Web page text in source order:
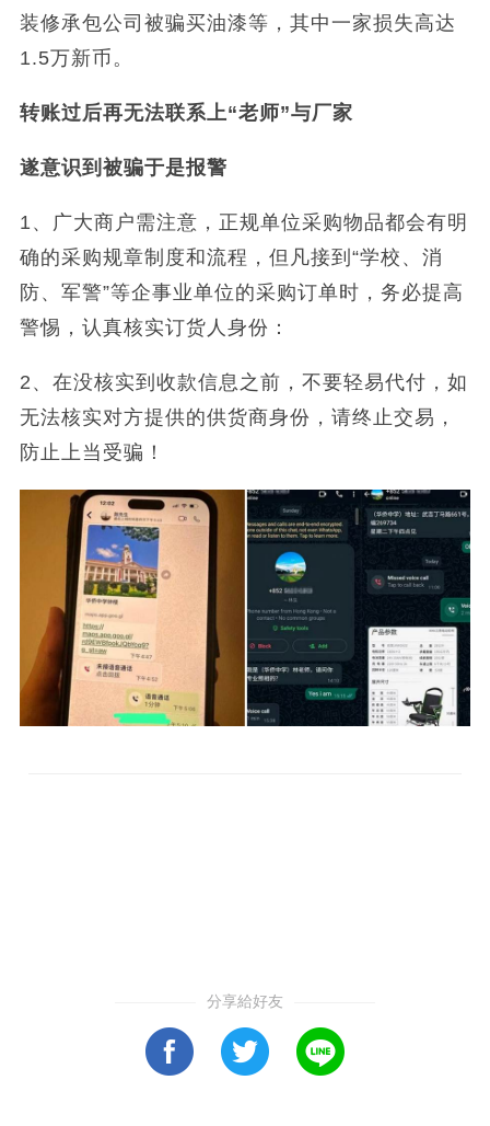
装修承包公司被骗买油漆等，其中一家损失高达
1.5万新币。
转账过后再无法联系上“老师”与厂家
遂意识到被骗于是报警
1、广大商户需注意，正规单位采购物品都会有明
确的采购规章制度和流程，但凡接到“学校、消
防、军警”等企事业单位的采购订单时，务必提高
警惕，认真核实订货人身份：
2、在没核实到收款信息之前，不要轻易代付，如
无法核实对方提供的供货商身份，请终止交易，
防止上当受骗！
分享給好友